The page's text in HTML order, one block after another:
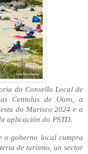
do Consello Local de
Centolas de Ouro, a
do Marisco 2024 e a
aplicación do PSTD.
o goberno local cumpra
de turismo, un sector